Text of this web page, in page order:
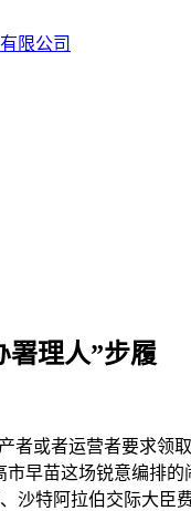
署理人”步履
或者运营者要求领取
市早苗这场锐意编排
沙特阿拉伯交际大臣